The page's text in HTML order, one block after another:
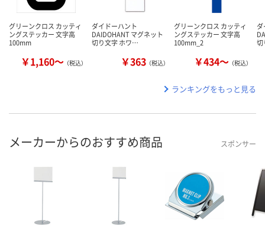
グリーンクロス カッティ
ングステッカー 文字高
100mm
￥1,160～ （税込）
ダイドーハント
DAIDOHANT マグネット
切り文字 ホワ…
￥363 （税込）
グリーンクロス カッティ
ングステッカー 文字高
100mm_2
￥434～ （税込）
ランキングをもっと見る
メーカーからのおすすめ商品 スポンサー